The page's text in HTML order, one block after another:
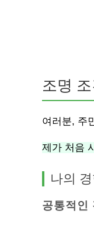
조명
여러분, 주
제가 처음
나의 경
공통적인